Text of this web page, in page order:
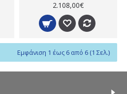
2.108,00€
Εμφάνιση 1 έως 6 από 6 (1 Σελ.)